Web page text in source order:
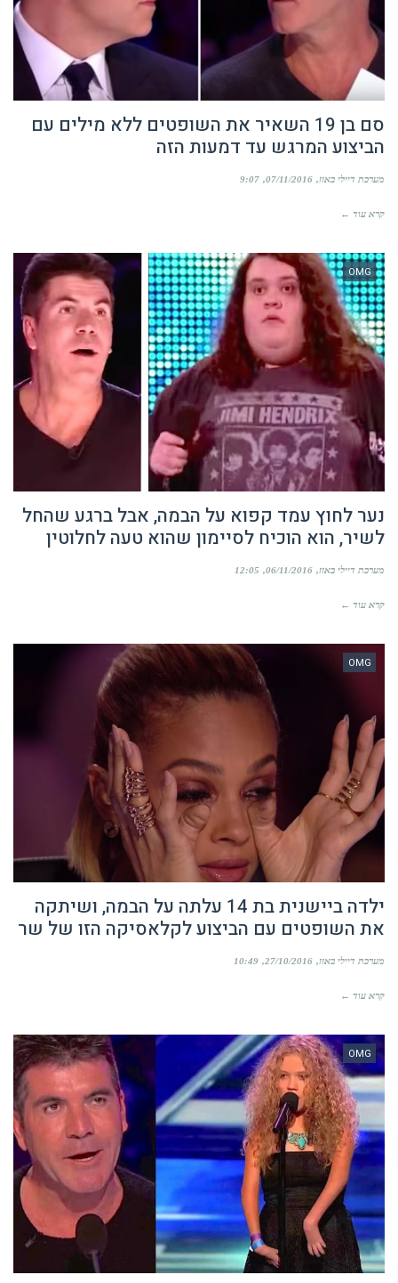
סם בן 19 השאיר את השופטים ללא מילים עם
הביצוע המרגש עד דמעות הזה
מערכת דיילי באזז 07/11/2016
9:07
קרא עוד ←
OMG
נער לחוץ עמד קפוא על הבמה, אבל ברגע שהחל
לשיר, הוא הוכיח לסיימון שהוא טעה לחלוטין
מערכת דיילי באזז 06/11/2016
12:05
קרא עוד ←
OMG
ילדה ביישנית בת 14 עלתה על הבמה, ושיתקה
את השופטים עם הביצוע לקלאסיקה הזו של שר
מערכת דיילי באזז 27/10/2016
10:49
קרא עוד ←
OMG